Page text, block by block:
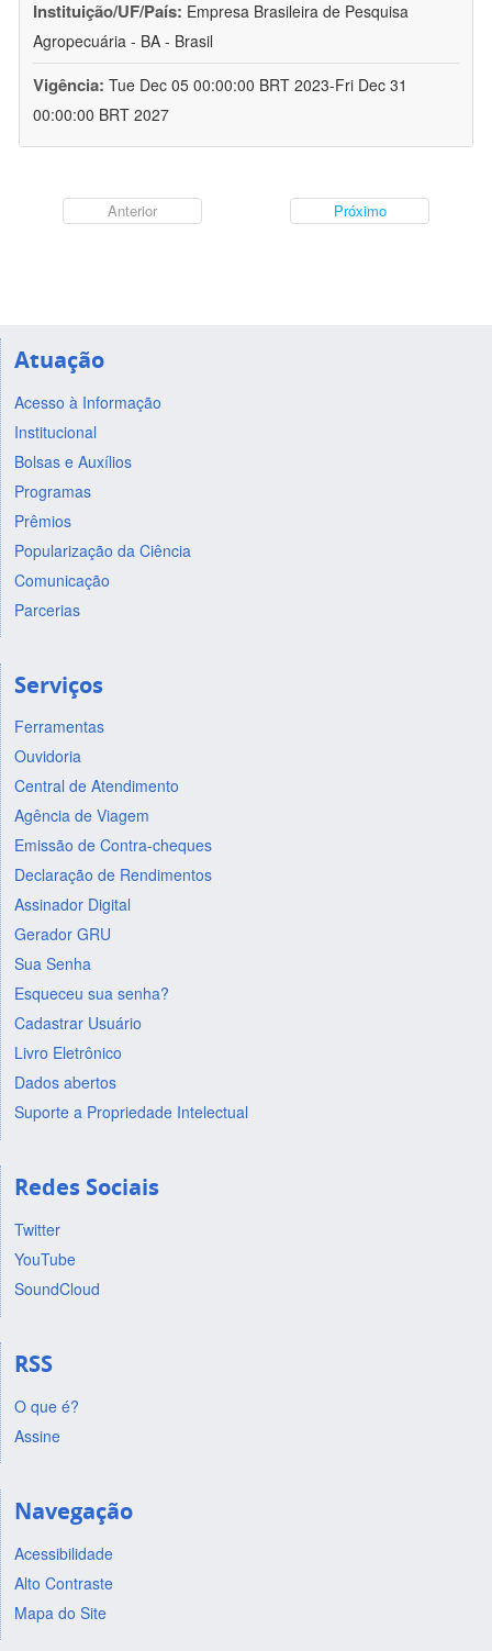
Instituição/UF/País: Empresa Brasileira de Pesquisa
Agropecuária - BA - Brasil
Vigência: Tue Dec 05 00:00:00 BRT 2023-Fri Dec 31
00:00:00 BRT 2027
Anterior Próximo
Atuação
Acesso à Informação
Institucional
Bolsas e Auxílios
Programas
Prêmios
Popularização da Ciência
Comunicação
Parcerias
Serviços
Ferramentas
Ouvidoria
Central de Atendimento
Agência de Viagem
Emissão de Contra-cheques
Declaração de Rendimentos
Assinador Digital
Gerador GRU
Sua Senha
Esqueceu sua senha?
Cadastrar Usuário
Livro Eletrônico
Dados abertos
Suporte a Propriedade Intelectual
Redes Sociais
Twitter
YouTube
SoundCloud
RSS
O que é?
Assine
Navegação
Acessibilidade
Alto Contraste
Mapa do Site